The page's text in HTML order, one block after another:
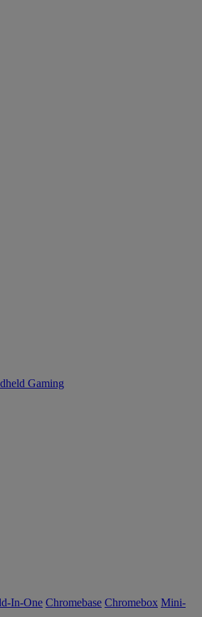
Gaming
In-One Chromebase Chromebox Mini-